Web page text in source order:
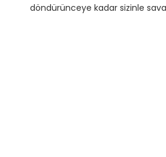
döndürünceye kadar sizinle